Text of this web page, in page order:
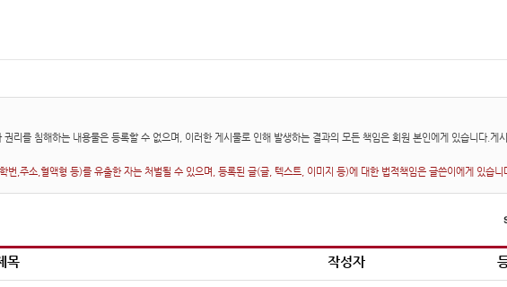
리를 침해하는 내용물은 등록할 수 없으며, 이러한 게시물로 인해 발생하는 결과의 모든 책임은 회원 본인에게 있습니다.게
,주소,혈액형 등)를 유출한 자는 처벌될 수 있으며, 등록된 글(글, 텍스트, 이미지 등)에 대한 법적책임은 글쓴이에게 있습니
목 작성자